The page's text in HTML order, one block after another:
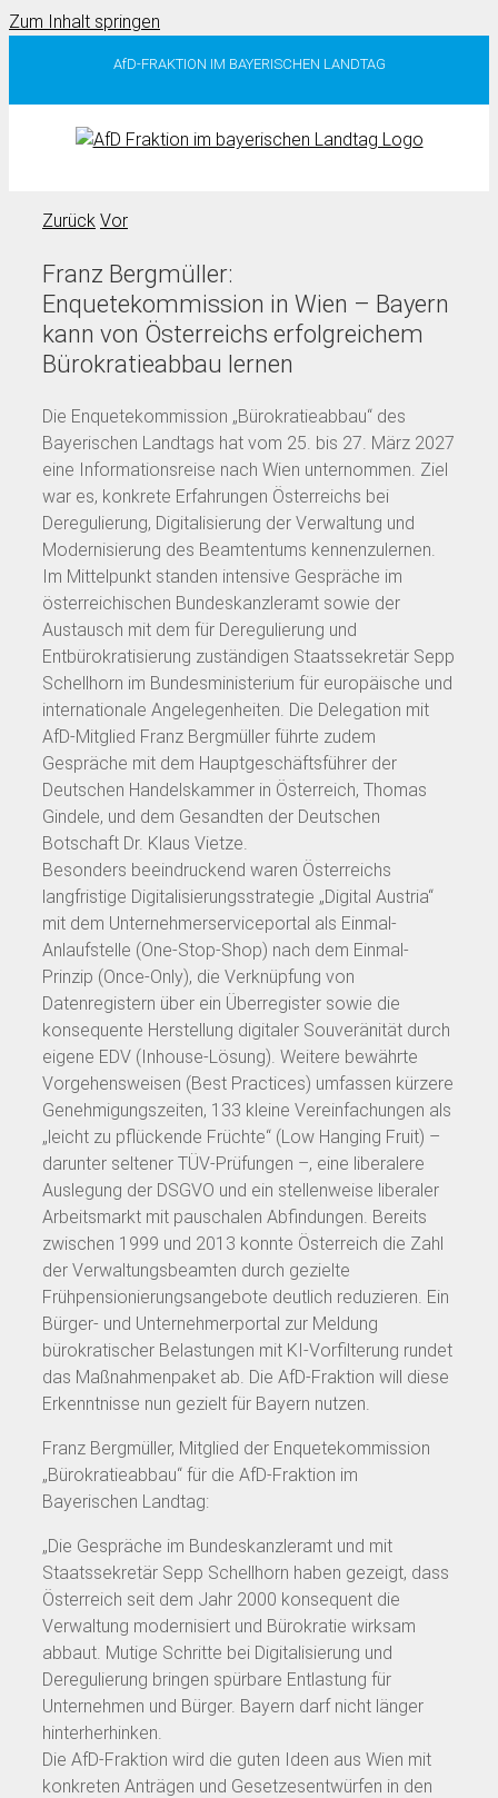
Zum Inhalt springen
AfD-FRAKTION IM BAYERISCHEN LANDTAG
Zurück Vor
Franz Bergmüller:
Enquetekommission in Wien – Bayern
kann von Österreichs erfolgreichem
Bürokratieabbau lernen
Die Enquetekommission „Bürokratieabbau“ des
Bayerischen Landtags hat vom 25. bis 27. März 2027
eine Informationsreise nach Wien unternommen. Ziel
war es, konkrete Erfahrungen Österreichs bei
Deregulierung, Digitalisierung der Verwaltung und
Modernisierung des Beamtentums kennenzulernen.
Im Mittelpunkt standen intensive Gespräche im
österreichischen Bundeskanzleramt sowie der
Austausch mit dem für Deregulierung und
Entbürokratisierung zuständigen Staatssekretär Sepp
Schellhorn im Bundesministerium für europäische und
internationale Angelegenheiten. Die Delegation mit
AfD-Mitglied Franz Bergmüller führte zudem
Gespräche mit dem Hauptgeschäftsführer der
Deutschen Handelskammer in Österreich, Thomas
Gindele, und dem Gesandten der Deutschen
Botschaft Dr. Klaus Vietze.
Besonders beeindruckend waren Österreichs
langfristige Digitalisierungsstrategie „Digital Austria“
mit dem Unternehmerserviceportal als Einmal-
Anlaufstelle (One-Stop-Shop) nach dem Einmal-
Prinzip (Once-Only), die Verknüpfung von
Datenregistern über ein Überregister sowie die
konsequente Herstellung digitaler Souveränität durch
eigene EDV (Inhouse-Lösung). Weitere bewährte
Vorgehensweisen (Best Practices) umfassen kürzere
Genehmigungszeiten, 133 kleine Vereinfachungen als
„leicht zu pflückende Früchte“ (Low Hanging Fruit) –
darunter seltener TÜV-Prüfungen –, eine liberalere
Auslegung der DSGVO und ein stellenweise liberaler
Arbeitsmarkt mit pauschalen Abfindungen. Bereits
zwischen 1999 und 2013 konnte Österreich die Zahl
der Verwaltungsbeamten durch gezielte
Frühpensionierungsangebote deutlich reduzieren. Ein
Bürger- und Unternehmerportal zur Meldung
bürokratischer Belastungen mit KI-Vorfilterung rundet
das Maßnahmenpaket ab. Die AfD-Fraktion will diese
Erkenntnisse nun gezielt für Bayern nutzen.
Franz Bergmüller, Mitglied der Enquetekommission
„Bürokratieabbau“ für die AfD-Fraktion im
Bayerischen Landtag:
„Die Gespräche im Bundeskanzleramt und mit
Staatssekretär Sepp Schellhorn haben gezeigt, dass
Österreich seit dem Jahr 2000 konsequent die
Verwaltung modernisiert und Bürokratie wirksam
abbaut. Mutige Schritte bei Digitalisierung und
Deregulierung bringen spürbare Entlastung für
Unternehmen und Bürger. Bayern darf nicht länger
hinterherhinken.
Die AfD-Fraktion wird die guten Ideen aus Wien mit
konkreten Anträgen und Gesetzesentwürfen in den